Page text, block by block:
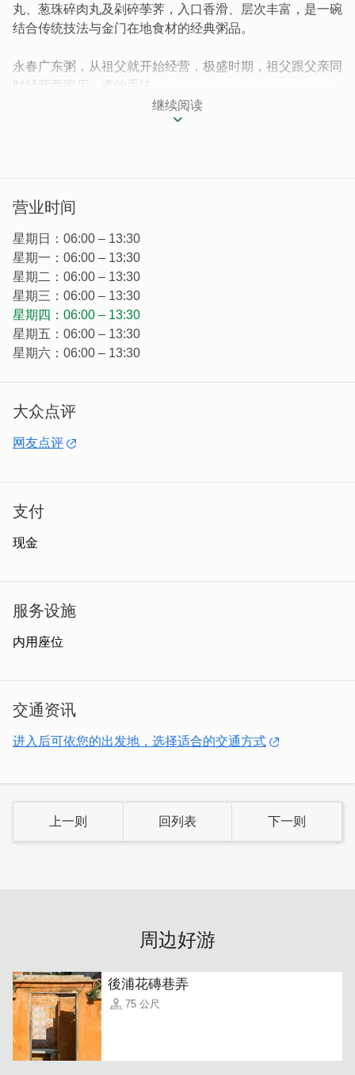
丸、葱珠碎肉丸及剁碎荸荠，入口香滑、层次丰富，是一碗
结合传统技法与金门在地食材的经典粥品。
永春广东粥，从祖父就开始经营，极盛时期，祖父跟父亲同
时经营两家店，煮的手法
不少，有加金门特殊的小鱼丸，这种是用鱼浆当天揉成，直
径约两公分大小，吃起来软软有鱼香味。
感与大小）、剁的极碎荸齐夹杂，由於时是下锅直接下碎肉
末团，肉汁仍香甜的包覆在碎肉丸中，成为一大特色。
继续阅读
营业时间
星期日：06:00 – 13:30
星期一：06:00 – 13:30
星期二：06:00 – 13:30
星期三：06:00 – 13:30
星期四：06:00 – 13:30
星期五：06:00 – 13:30
星期六：06:00 – 13:30
大众点评
网友点评
支付
现金
服务设施
内用座位
交通资讯
进入后可依您的出发地，选择适合的交通方式
上一则 回列表 下一则
周边好游
後浦花磚巷弄
75 公尺